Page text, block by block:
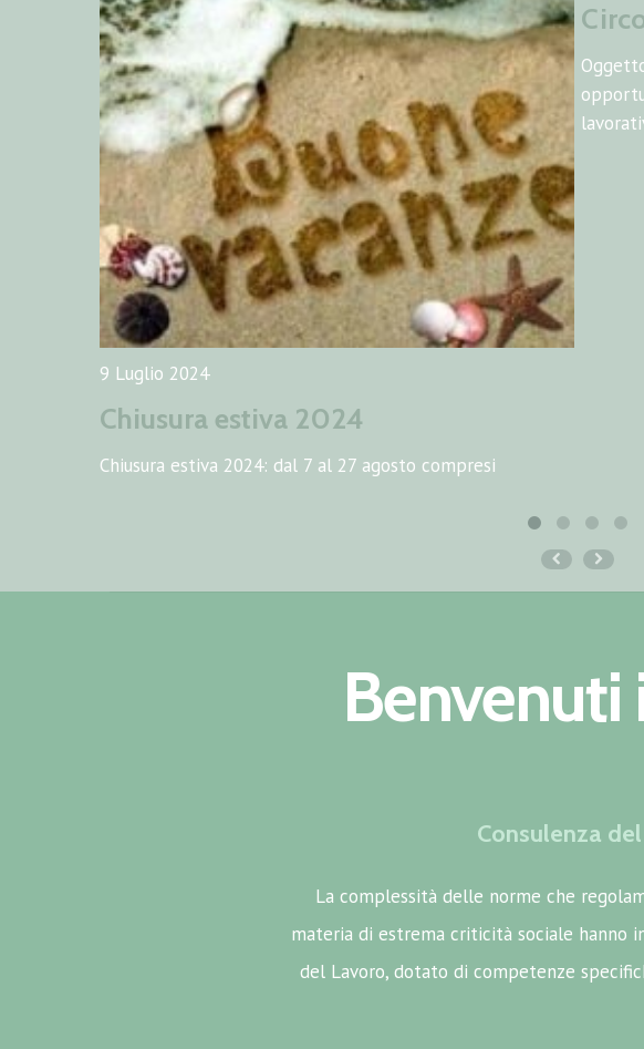
Circolare Luglio 2024
Oggetto: Chiusura ferie, permessi elettorali, pari
opportunità, rinnovi contrattuali, assunzione minori, pausa
lavorativa, licenziamento inidoneità…
Soglie
Consulenza
La complessità delle norme che
materia di estrema criticità sociale hanno
del Lavoro, dotato di competenze